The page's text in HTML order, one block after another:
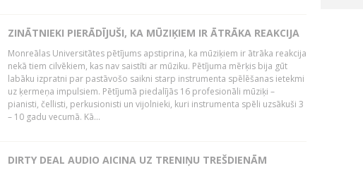
ZINĀTNIEKI PIERĀDĪJUŠI, KA MŪZIĶIEM IR ĀTRĀKA REAKCIJA
Monreālas Universitātes pētījums apstiprina, ka mūziķiem ir ātrāka reakcija
nekā tiem cilvēkiem, kas nav saistīti ar mūziku. Pētījuma mērķis bija gūt
labāku izpratni par pastāvošo saikni starp instrumenta spēlēšanas ietekmi
uz ķermeņa impulsiem. Pētījumā piedalījās 16 profesionāli mūziķi –
pianisti, čellisti, perkusionisti un vijolnieki, kuri instrumenta spēli uzsākuši 3
– 10 gadu vecumā. Kā...
DIRTY DEAL AUDIO AICINA UZ TRENIŅU TREŠDIENĀM